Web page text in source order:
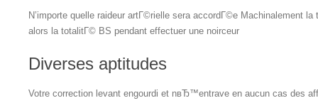
N’importe quelle raideur artГ©rielle sera accordГ©e Machinalement
alors la totalitГ© ВЅ pendant effectuer une noirceur
Diverses aptitudes
Votre correction levant engourdi et nвЂ™entrave en aucun cas des